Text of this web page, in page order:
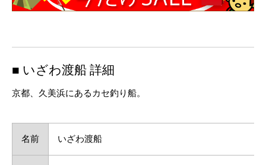
■ いざわ渡船 詳細
京都、久美浜にあるカセ釣り船。
名前 いざわ渡船